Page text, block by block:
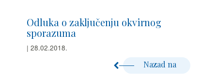
Odluka o zaključenju okvirnog
sporazuma
| 28.02.2018.
Nazad na